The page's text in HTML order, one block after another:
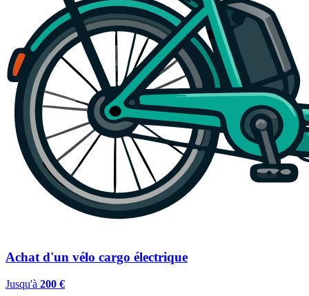
Achat d'un vélo cargo électrique
Jusqu'à 200 €